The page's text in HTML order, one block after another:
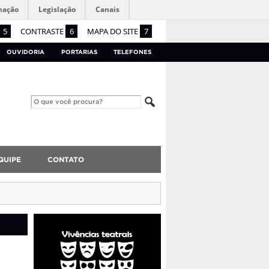
5 CONTRASTE 6 MAPA DO SITE 7
Legislação Canais
OUVIDORIA PORTARIAS TELEFONES
CONTATO